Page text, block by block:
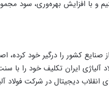
و با افزایش بهره‌وری، سود
صنایع کشور را درگیر خود کرده،
آلیاژی ایران تکلیف خود را با
انقلاب دیجیتال در شرکت فولاد